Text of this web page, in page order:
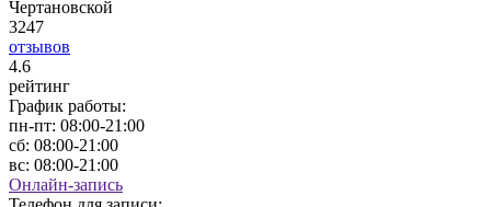
3247
отзывов
4.6
рейтинг
График работы:
пн-пт: 08:00-21:00
сб: 08:00-21:00
вс: 08:00-21:00
Онлайн-запись